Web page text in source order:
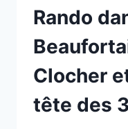
Rando
Clocher
tête des